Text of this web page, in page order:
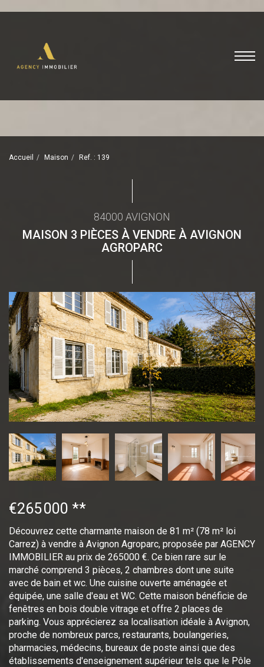
Accueil Maison Ref. : 139
84000 AVIGNON
MAISON 3 PIÈCES À VENDRE À AVIGNON
AGROPARC
€265 000 **
Découvrez cette charmante maison de 81 m² (78 m² loi
Carrez) à vendre à Avignon Agroparc, proposée par AGENCY
IMMOBILIER au prix de 265000 €. Ce bien rare sur le
marché comprend 3 pièces, 2 chambres dont une suite
avec de bain et wc. Une cuisine ouverte aménagée et
équipée, une salle d'eau et WC. Cette maison bénéficie de
fenêtres en bois double vitrage et offre 2 places de
parking. Vous apprécierez sa localisation idéale à Avignon,
proche de nombreux parcs, restaurants, boulangeries,
pharmacies, médecins, bureaux de poste ainsi que des
établissements d'enseignement supérieur tels que le Pôle